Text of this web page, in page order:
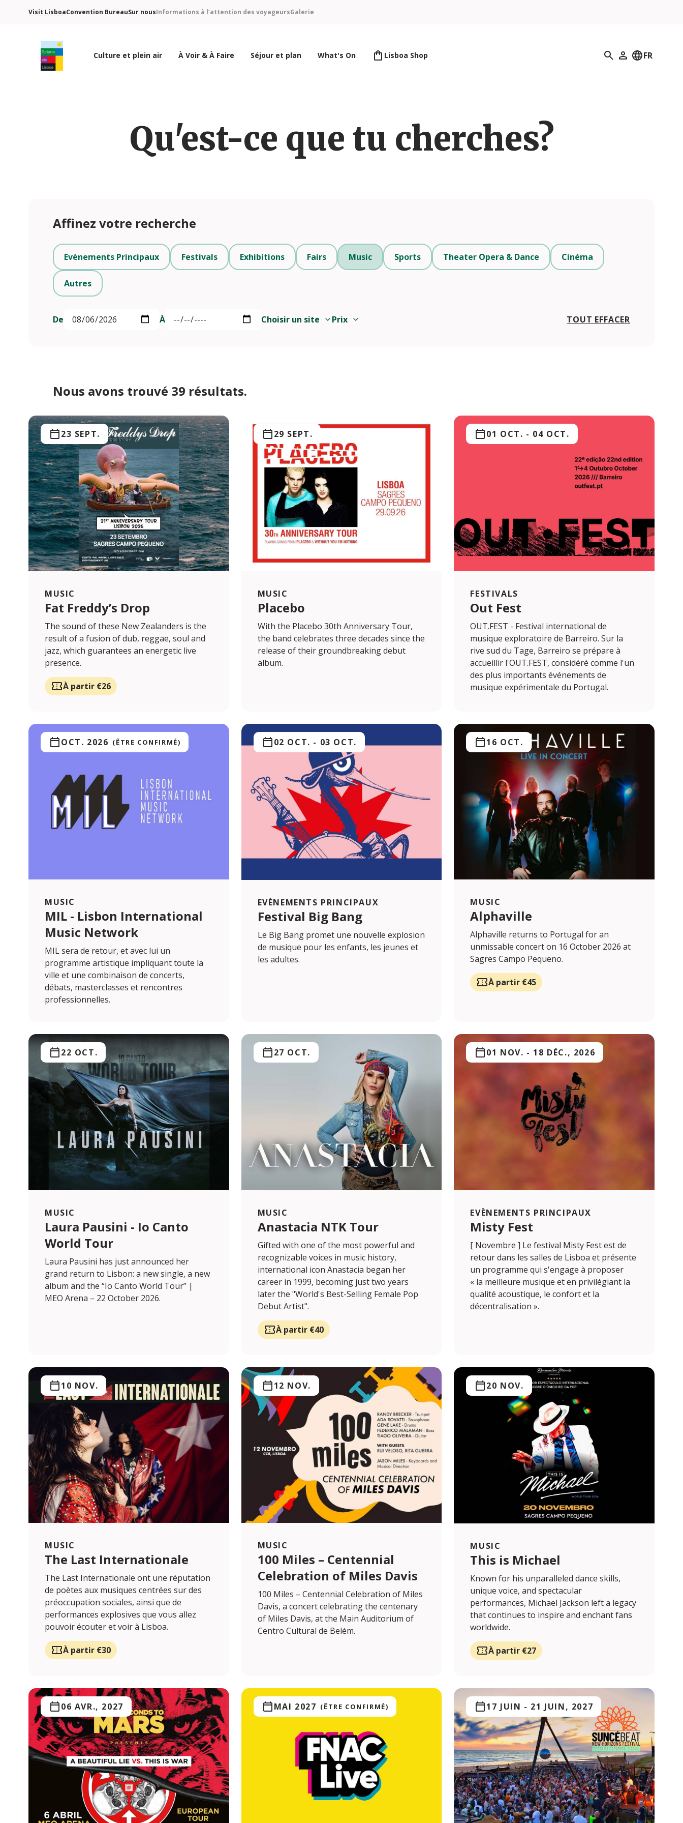
Visit LisboaConvention BureauSur nousInformations à l’attention des voyageursGalerie
Culture et plein air À Voir & À Faire Séjour et plan What's On Lisboa Shop Recherche
Mon profil
FR
Qu'est-ce que tu cherches?
Affinez votre recherche
Choisir un site Prix
De À TOUT EFFACER
Evènements Principaux Festivals Exhibitions Fairs Music Sports Theater Opera & Dance Cinéma
Autres
Nous avons trouvé 39 résultats.
MUSIC
Fat Freddy’s Drop
23 SEPT.
The sound of these New Zealanders is the
result of a fusion of dub, reggae, soul and
jazz, which guarantees an energetic live
presence.
À partir €26
MUSIC
Placebo
29 SEPT.
With the Placebo 30th Anniversary Tour,
the band celebrates three decades since the
release of their groundbreaking debut
album.
FESTIVALS
Out Fest
01 OCT. - 04 OCT.
OUT.FEST - Festival international de
musique exploratoire de Barreiro. Sur la
rive sud du Tage, Barreiro se prépare à
accueillir l'OUT.FEST, considéré comme l'un
des plus importants événements de
musique expérimentale du Portugal.
MUSIC
MIL - Lisbon International
Music Network
OCT. 2026 (ÊTRE CONFIRMÉ)
MIL sera de retour, et avec lui un
programme artistique impliquant toute la
ville et une combinaison de concerts,
débats, masterclasses et rencontres
professionnelles.
EVÈNEMENTS PRINCIPAUX
Festival Big Bang
02 OCT. - 03 OCT.
Le Big Bang promet une nouvelle explosion
de musique pour les enfants, les jeunes et
les adultes.
MUSIC
Alphaville
16 OCT.
Alphaville returns to Portugal for an
unmissable concert on 16 October 2026 at
Sagres Campo Pequeno.
À partir €45
MUSIC
Laura Pausini - Io Canto
World Tour
22 OCT.
Laura Pausini has just announced her
grand return to Lisbon: a new single, a new
album and the “Io Canto World Tour” |
MEO Arena – 22 October 2026.
MUSIC
Anastacia NTK Tour
27 OCT.
Gifted with one of the most powerful and
recognizable voices in music history,
international icon Anastacia began her
career in 1999, becoming just two years
later the "World's Best-Selling Female Pop
Debut Artist".
À partir €40
EVÈNEMENTS PRINCIPAUX
Misty Fest
01 NOV. - 18 DÉC., 2026
[ Novembre ] Le festival Misty Fest est de
retour dans les salles de Lisboa et présente
un programme qui s'engage à proposer
« la meilleure musique et en privilégiant la
qualité acoustique, le confort et la
décentralisation ».
MUSIC
The Last Internationale
10 NOV.
The Last Internationale ont une réputation
de poètes aux musiques centrées sur des
préoccupation sociales, ainsi que de
performances explosives que vous allez
pouvoir écouter et voir à Lisboa.
À partir €30
MUSIC
100 Miles – Centennial
Celebration of Miles Davis
12 NOV.
100 Miles – Centennial Celebration of Miles
Davis, a concert celebrating the centenary
of Miles Davis, at the Main Auditorium of
Centro Cultural de Belém.
MUSIC
This is Michael
20 NOV.
Known for his unparalleled dance skills,
unique voice, and spectacular
performances, Michael Jackson left a legacy
that continues to inspire and enchant fans
worldwide.
À partir €27
06 AVR., 2027 MAI 2027 (ÊTRE CONFIRMÉ) 17 JUIN - 21 JUIN, 2027